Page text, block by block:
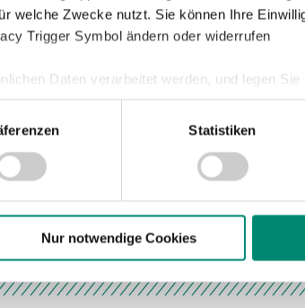
welche Zwecke nutzt. Sie können Ihre
Trigger Symbol ändern oder widerrufen
Daten verarbeitet werden, und legen
Außerdem geben wir Informationen zu
und Empfänger entnehmen Sie unserer
Statistiken
Nur notwendige Cookies
Team den
die Rieder den ersten